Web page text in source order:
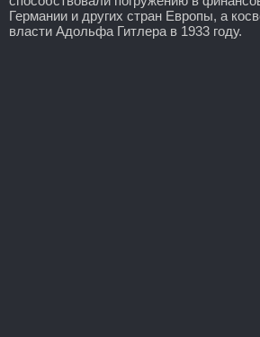
Германии и других стран Европы, а
власти Адольфа Гитлера в 1933 году.